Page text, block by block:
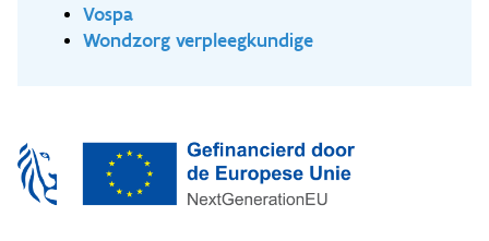
Vospa
Wondzorg verpleegkundige